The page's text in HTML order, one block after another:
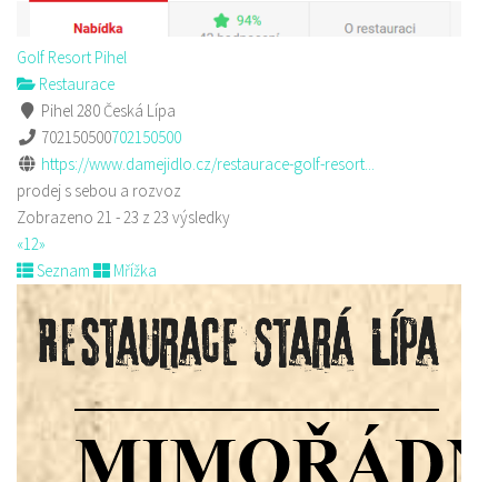
Golf Resort Pihel
Restaurace
Pihel 280 Česká Lípa
702150500702150500
https://www.damejidlo.cz/restaurace-golf-resort...
prodej s sebou a rozvoz
Zobrazeno 21 - 23 z 23 výsledky
«12»
Seznam
Mřížka